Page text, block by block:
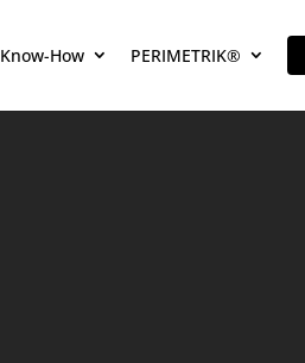
Know-How PERIMETRIK®